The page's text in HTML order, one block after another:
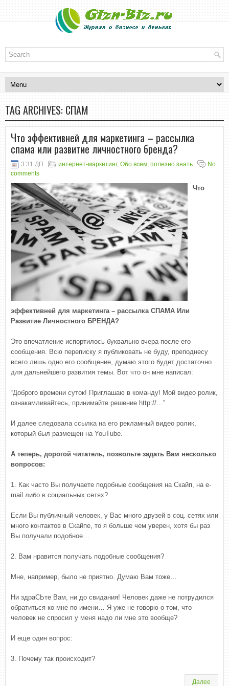
TAG ARCHIVES: СПАМ
Что эффективней для маркетинга – рассылка
спама или развитие личностного бренда?
3:31 ДП интернет-маркетинг, Обо всем, полезно знать
No
comments
Что
эффективней для маркетинга – рассылка СПАМА Или
Развитие Личностного БРЕНДА?
Это впечатление испортилось буквально вчера после его
сообщения. Всю переписку я публиковать не буду, преподнесу
всего лишь одно его сообщение, думаю этого будет достаточно
для дальнейшего развития темы. Вот что он мне написал:
“Доброго времени суток! Приглашаю в команду! Мой видео ролик,
ознакамливайтесь, принимайте решение http://…”
И далее следовала ссылка на его рекламный видео ролик,
который был размещен на YouTube.
А теперь, дорогой читатель, позвольте задать Вам несколько
вопросов:
1. Как часто Вы получаете подобные сообщения на Скайп, на e-
mail либо в социальных сетях?
Если Вы публичный человек, у Вас много друзей в соц. сетях или
много контактов в Скайпе, то я больше чем уверен, хотя бы раз
Вы получали подобное…
2. Вам нравится получать подобные сообщения?
Мне, например, было не приятно. Думаю Вам тоже…
Ни здраСЬте Вам, ни до свидания! Человек даже не потрудился
обратиться ко мне по имени… Я уже не говорю о том, что
человек не спросил у меня надо ли мне это вообще?
И еще один вопрос:
3. Почему так происходит?
Далее